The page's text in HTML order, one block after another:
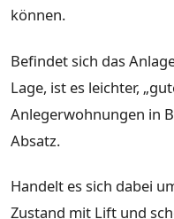
können.
Befindet sich das
Lage, ist es leichter,
Anlegerwohnungen in
Absatz.
Handelt es sich dabei
Zustand mit Lift und